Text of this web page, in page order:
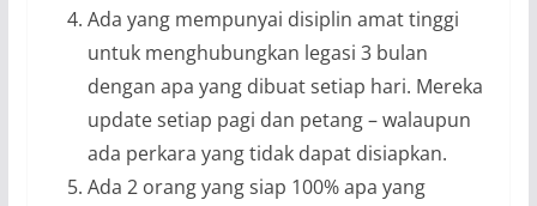
Ada yang mempunyai disiplin amat tinggi
untuk menghubungkan legasi 3 bulan
dengan apa yang dibuat setiap hari. Mereka
update setiap pagi dan petang – walaupun
ada perkara yang tidak dapat disiapkan.
Ada 2 orang yang siap 100% apa yang